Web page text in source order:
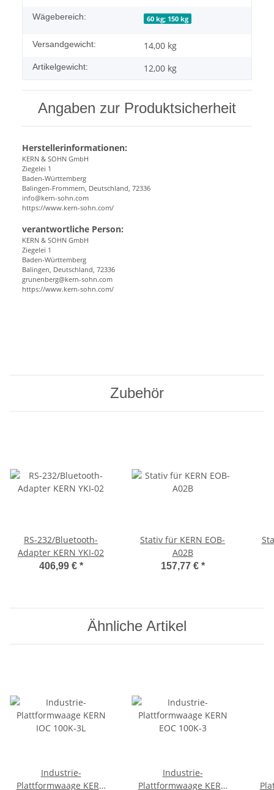
Wägebereich: 60 kg; 150 kg
Versandgewicht: 14,00 kg
Artikelgewicht: 12,00 kg
Angaben zur Produktsicherheit
Herstellerinformationen:
KERN & SOHN GmbH
Ziegelei 1
Baden-Württemberg
Balingen-Frommern, Deutschland, 72336
info@kern-sohn.com
https://www.kern-sohn.com/
verantwortliche Person:
KERN & SOHN GmbH
Ziegelei 1
Baden-Württemberg
Balingen, Deutschland, 72336
grunenberg@kern-sohn.com
https://www.kern-sohn.com/
Zubehör
RS-232/Bluetooth-
Adapter KERN YKI-02
406,99 € *
Stativ für KERN EOB-
A02B
157,77 € *
Ähnliche Artikel
Industrie-
Plattformwaage KERN
Industrie-
Plattformwaage KERN